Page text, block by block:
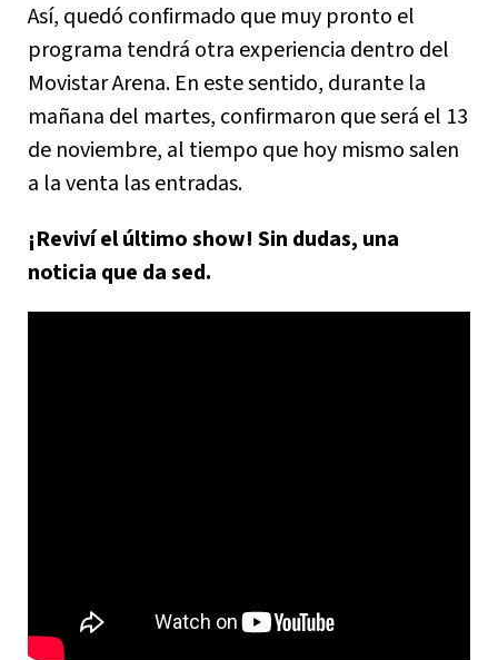
Así, quedó confirmado que muy pronto el
programa tendrá otra experiencia dentro del
Movistar Arena. En este sentido, durante la
mañana del martes, confirmaron que será el 13
de noviembre, al tiempo que hoy mismo salen
a la venta las entradas.
¡Reviví el último show! Sin dudas, una
noticia que da sed.